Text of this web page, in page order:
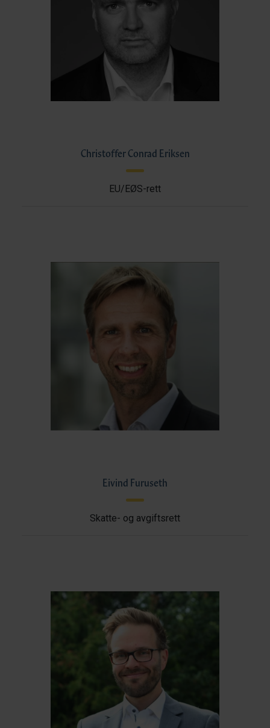
Christoffer Conrad Eriksen
EU/EØS-rett
Eivind Furuseth
Skatte- og avgiftsrett